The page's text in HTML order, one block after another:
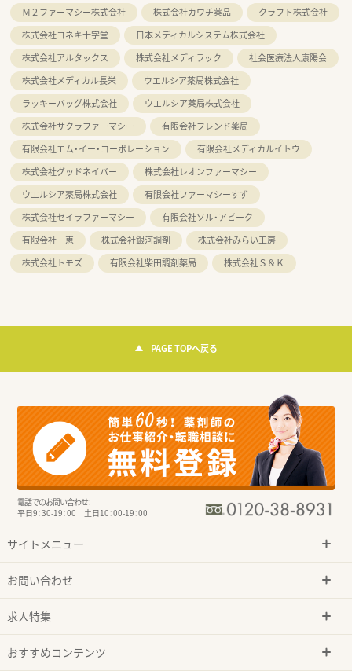
Ｍ２ファーマシー株式会社
株式会社カワチ薬品
クラフト株式会社
株式会社ヨネキ十字堂
日本メディカルシステム株式会社
株式会社アルタックス
株式会社メディラック
社会医療法人康陽会
株式会社メディカル長栄
ウエルシア薬局株式会社
ラッキーバッグ株式会社
ウエルシア薬局株式会社
株式会社サクラファーマシー
有限会社フレンド薬局
有限会社エム・イー・コーポレーション
有限会社メディカルイトウ
株式会社グッドネイバー
株式会社レオンファーマシー
ウエルシア薬局株式会社
有限会社ファーマシーすず
株式会社セイラファーマシー
有限会社ソル・アビーク
有限会社 恵
株式会社銀河調剤
株式会社みらい工房
株式会社トモズ
有限会社柴田調剤薬局 株式会社Ｓ＆Ｋ
PAGE TOPへ戻る
電話でのお問い合わせ：
平日9：30-19：00 土日10：00-19：00
サイトメニュー
お問い合わせ
求人特集
おすすめコンテンツ